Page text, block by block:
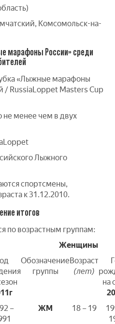
Комсомольск-на-
марафоны России» среди
«Лыжные марафоны
/ RussiaLoppet Masters Cup
менее чем в двух
Лыжного
спортсмены,
к 31.12.2010.
итогов
по возрастным группам:
Женщины
Обозначение
группы
Возраст
(лет)
на
–
ЖМ 18 – 19